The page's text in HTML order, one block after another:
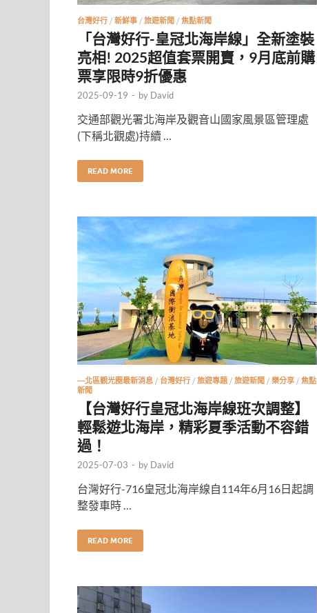
台灣好行 / 新鮮事 / 旅遊新聞 / 焦點新聞
「台灣好行-皇冠北海岸線」全新塗裝
亮相! 2025超值套票開賣，9月底前購
票享限時9折優惠
2025-09-19 - by David
交通部觀光署北海岸及觀音山國家風景區管理處
(下稱北觀處)持續 …
READ MORE
—北區觀光圈最新消息 / 台灣好行 / 旅遊專題 / 旅遊新聞 / 樂分享 / 焦點
新聞
【台灣好行皇冠北海岸線班次調整】
輕鬆遊北海岸，精彩夏季活動不容錯
過！
2025-07-03 - by David
台灣好行-716皇冠北海岸線自114年6月16日起調
整發車時 …
READ MORE